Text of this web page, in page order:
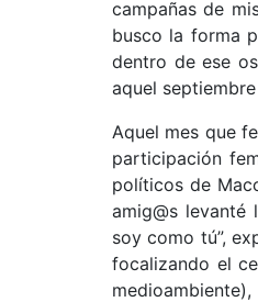
campañas de
busco la forma
dentro de ese
aquel
Aquel mes que
participación
políticos de
amig@s levanté
soy como tú”,
focalizando el